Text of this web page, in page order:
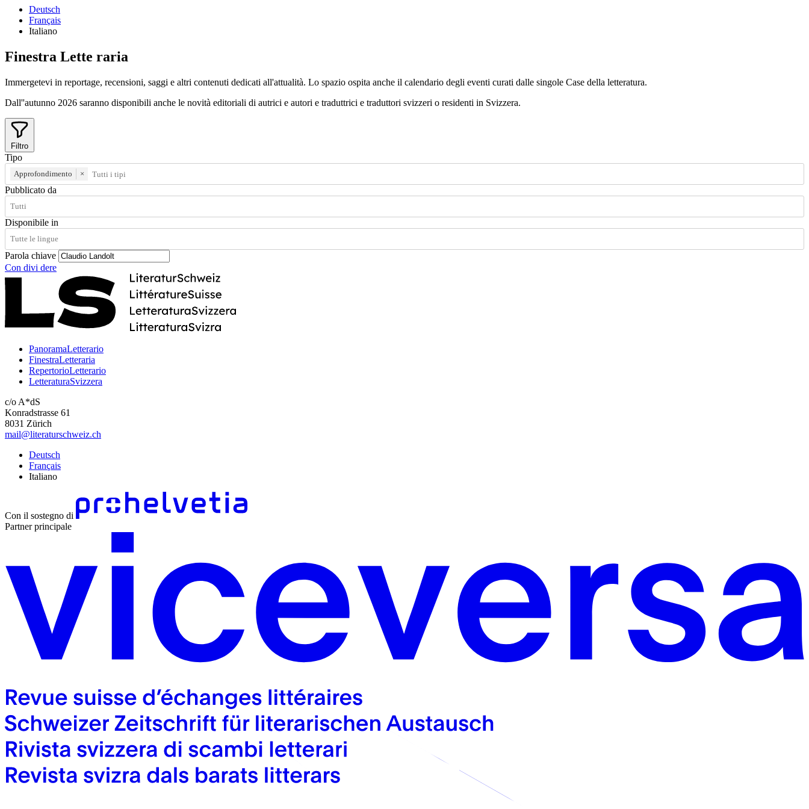
Deutsch
Français
Italiano
Finestra Lette raria
Immergetevi in reportage, recensioni, saggi e altri contenuti dedicati all'attualità. Lo spazio ospita anche il calendario degli eventi curati dalle singole Case della letteratura.
Dall''autunno 2026 saranno disponibili anche le novità editoriali di autrici e autori e traduttrici e traduttori svizzeri o residenti in Svizzera.
Filtro
Tipo
Approfondimento ×
Pubblicato da
Disponibile in
Parola chiave
Con divi dere
PanoramaLetterario
FinestraLetteraria
RepertorioLetterario
LetteraturaSvizzera
c/o A*dS
Konradstrasse 61
8031 Zürich
mail@literaturschweiz.ch
Deutsch
Français
Italiano
Con il sostegno di
Partner principale